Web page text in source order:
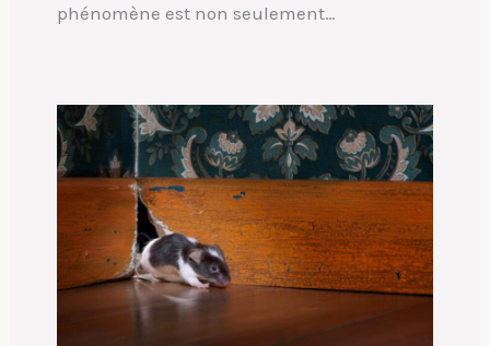
phénomène est non seulement…